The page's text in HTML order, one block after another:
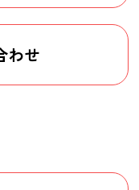
わせ